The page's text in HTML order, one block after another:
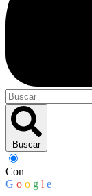
Buscar
Con
G o o g l e